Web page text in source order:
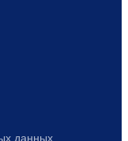
данных